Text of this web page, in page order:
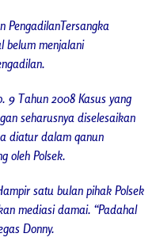
PengadilanTersangka
belum menjalani
9 Tahun 2008 Kasus yang
seharusnya diselesaikan
diatur dalam qanun
oleh Polsek.
satu bulan pihak Polsek
mediasi damai. “Padahal
Donny.